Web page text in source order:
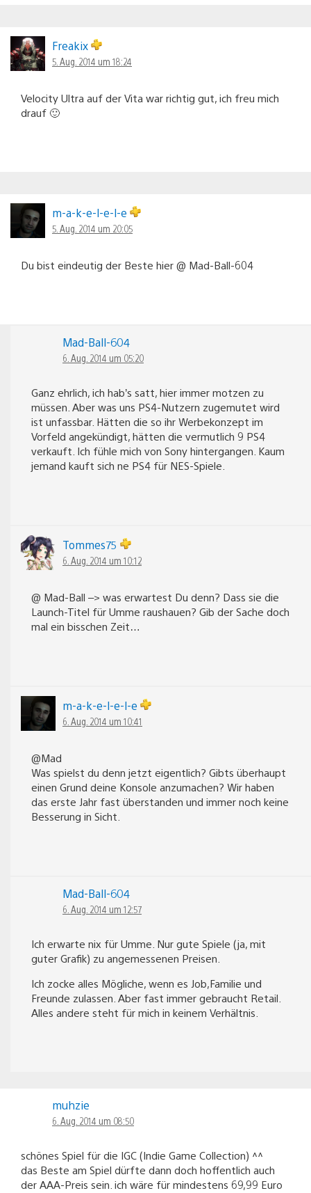
Freakix
5. Aug. 2014 um 18:24
Velocity Ultra auf der Vita war richtig gut, ich freu mich
drauf 🙂
m-a-k-e-l-e-l-e
5. Aug. 2014 um 20:05
Du bist eindeutig der Beste hier @ Mad-Ball-604
Mad-Ball-604
6. Aug. 2014 um 05:20
Ganz ehrlich, ich hab’s satt, hier immer motzen zu
müssen. Aber was uns PS4-Nutzern zugemutet wird
ist unfassbar. Hätten die so ihr Werbekonzept im
Vorfeld angekündigt, hätten die vermutlich 9 PS4
verkauft. Ich fühle mich von Sony hintergangen. Kaum
jemand kauft sich ne PS4 für NES-Spiele.
Tommes75
6. Aug. 2014 um 10:12
@ Mad-Ball –> was erwartest Du denn? Dass sie die
Launch-Titel für Umme raushauen? Gib der Sache doch
mal ein bisschen Zeit…
m-a-k-e-l-e-l-e
6. Aug. 2014 um 10:41
@Mad
Was spielst du denn jetzt eigentlich? Gibts überhaupt
einen Grund deine Konsole anzumachen? Wir haben
das erste Jahr fast überstanden und immer noch keine
Besserung in Sicht.
Mad-Ball-604
6. Aug. 2014 um 12:57
Ich erwarte nix für Umme. Nur gute Spiele (ja, mit
guter Grafik) zu angemessenen Preisen.
Ich zocke alles Mögliche, wenn es Job,Familie und
Freunde zulassen. Aber fast immer gebraucht Retail.
Alles andere steht für mich in keinem Verhältnis.
muhzie
6. Aug. 2014 um 08:50
schönes Spiel für die IGC (Indie Game Collection) ^^
das Beste am Spiel dürfte dann doch hoffentlich auch
der AAA-Preis sein. ich wäre für mindestens 69,99 Euro